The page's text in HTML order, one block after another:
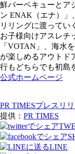
鮮バーベキューとア
ン ENAK（エナ）」
リリングに渡ってい
お子様向けアスレチ
「VOTAN」、海水
が楽しめるアウトド
行もどちらでも初島
公式ホームページ
PR TIMESプレスリ
提供： PR TIMES
LINE